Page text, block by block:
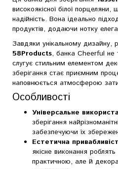
високоякісної білої порцеляни,
надійність. Вона ідеально
продуктів, додаючи нотку
Завдяки унікальному дизайну,
58Products, банка Cheerful не
слугує стильним елементом
зберігання стає приємним
наповнюється атмосферою
Особливості
Універсальне
зберігання
забезпечуючи їх
Естетична
якісне виконання
практичною, але й